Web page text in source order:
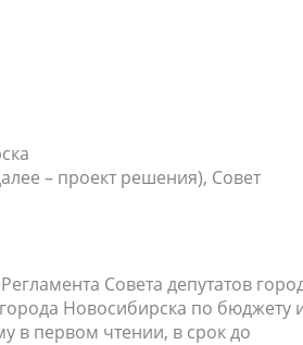
– проект решения), Совет
Совета депутатов
Новосибирска по бюджету
в первом чтении, в срок до